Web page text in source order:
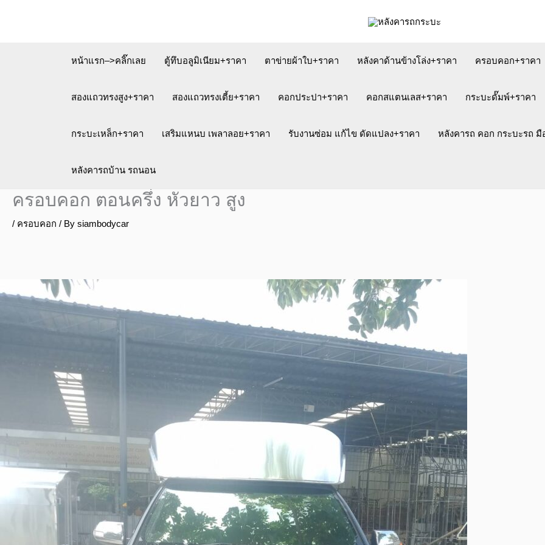
หน้าแรก–>คลิ๊กเลย
ตู้ทึบอลูมิเนียม+ราคา ตาข่ายผ้าใบ+ราคา หลังคาด้านข้างโล่ง+ราคา ครอบคอก+ราคา
สองแถวทรงสูง+ราคา สองแถวทรงเตี้ย+ราคา คอกประปา+ราคา คอกสแตนเลส+ราคา กระบะดั๊มพ์+ราคา
กระบะเหล็ก+ราคา เสริมแหนบ เพลาลอย+ราคา รับงานซ่อม แก้ไข ดัดแปลง+ราคา หลังคารถ คอก กระบะรถ มื
หลังคารถบ้าน รถนอน
ครอบคอก ตอนครึ่ง หัวยาว สูง
/ ครอบคอก / By siambodycar